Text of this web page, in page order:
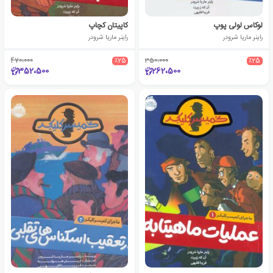
لوکاس لولی پوپ
راینر ماریا شرودر
٪25 350،000
262،500
کاپیتان کچاپ
راینر ماریا شرودر
٪25 470،000
352،500